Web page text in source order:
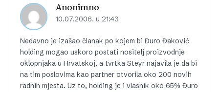
Anonimno
10.07.2006. u 21:43
Nedavno je izašao članak po kojem bi Đuro Đaković
holding mogao uskoro postati nositelj proizvodnje
oklopnjaka u Hrvatskoj, a tvrtka Steyr najavila je da bi
na tim poslovima kao partner otvorila oko 200 novih
radnih mjesta. Uz to, holding je i vlasnik oko 65% Đuro